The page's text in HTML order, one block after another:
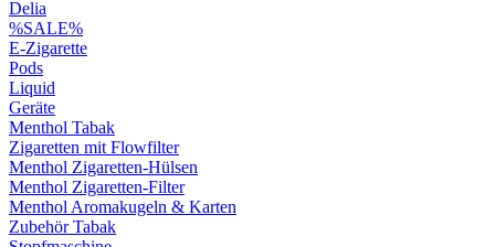
Delia
%SALE%
E-Zigarette
Pods
Liquid
Geräte
Menthol Tabak
Zigaretten mit Flowfilter
Menthol Zigaretten-Hülsen
Menthol Zigaretten-Filter
Menthol Aromakugeln & Karten
Zubehör Tabak